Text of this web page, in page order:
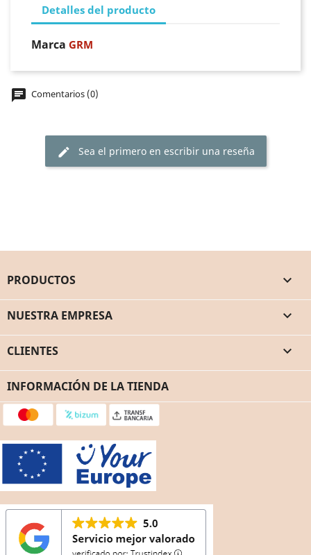
Detalles del producto
Marca GRM
chat Comentarios (0)
edit Sea el primero en escribir una reseña
PRODUCTOS 
NUESTRA EMPRESA 
CLIENTES 
INFORMACIÓN DE LA TIENDA